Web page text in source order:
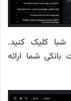
شبا کلیک کنید.
شما ارائه